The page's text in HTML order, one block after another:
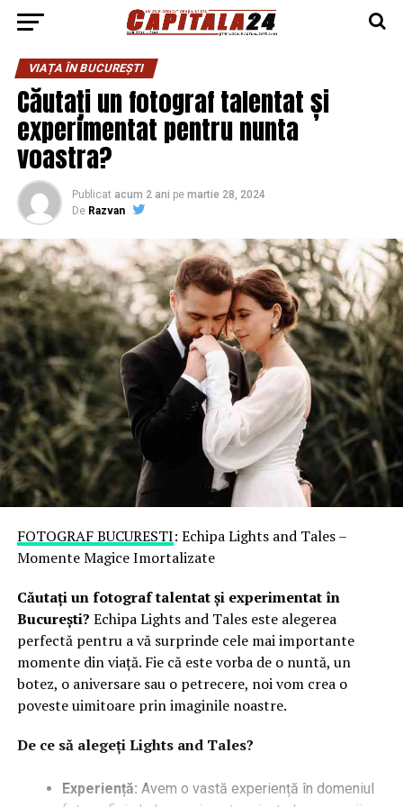
VIAȚA ÎN BUCUREȘTI
Căutați un fotograf talentat și
experimentat pentru nunta
voastra?
Publicat acum 2 ani pe martie 28, 2024
De Razvan
FOTOGRAF BUCURESTI: Echipa Lights and Tales –
Momente Magice Imortalizate
Căutați un fotograf talentat și experimentat în
București? Echipa Lights and Tales este alegerea
perfectă pentru a vă surprinde cele mai importante
momente din viață. Fie că este vorba de o nuntă, un
botez, o aniversare sau o petrecere, noi vom crea o
poveste uimitoare prin imaginile noastre.
De ce să alegeți Lights and Tales?
Experiență: Avem o vastă experiență în domeniul